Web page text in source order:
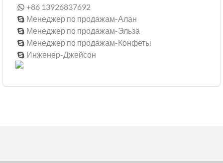
 +86 13926837692
 Менеджер по продажам-Алан
 Менеджер по продажам-Эльза
 Менеджер по продажам-Конфеты
 Инженер-Джейсон